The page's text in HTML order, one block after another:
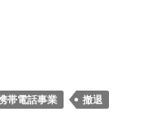
帯電話事業 撤退